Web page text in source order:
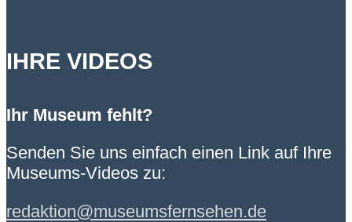
IHRE VIDEOS
Ihr Museum fehlt?
Senden Sie uns einfach einen Link auf Ihre
Museums-Videos zu:
redaktion@museumsfernsehen.de